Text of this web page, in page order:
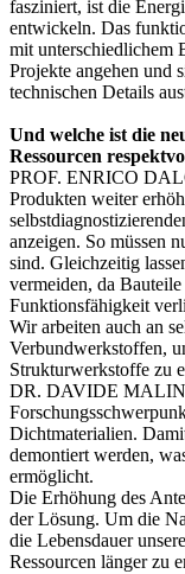
fasziniert, ist die
entwickeln. Das
mit unterschiedlichem
Projekte angehen und
technischen Details
Und welche ist die
Ressourcen
PROF. ENRICO
Produkten weiter
anzeigen. So müssen
sind. Gleichzeitig
vermeiden, da
Funktionsfähigkeit
Wir arbeiten auch an
Verbundwerkstoffen,
Strukturwerkstoffe zu
DR. DAVIDE
Dichtmaterialien.
demontiert werden,
ermöglicht.
Die Erhöhung des
der Lösung. Um die
die Lebensdauer
Ressourcen länger zu